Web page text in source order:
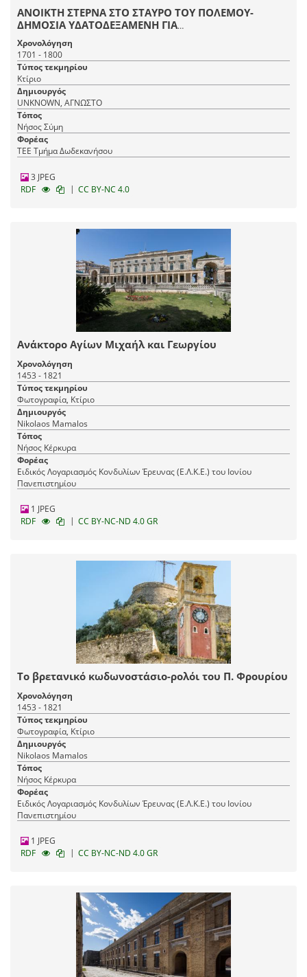
ΑΝΟΙΚΤΗ ΣΤΕΡΝΑ ΣΤΟ ΣΤΑΥΡΟ ΤΟΥ ΠΟΛΕΜΟΥ-
ΔΗΜΟΣΙΑ ΥΔΑΤΟΔΕΞΑΜΕΝΗ ΓΙΑ
ΓΕΩΡΓΟΚΤΗΝΟΤΡΟΦΙΚΗ ΧΡΗΣΗ
Χρονολόγηση
1701 - 1800
Τύπος τεκμηρίου
Κτίριο
Δημιουργός
UNKNOWN, ΑΓΝΩΣΤΟ
Τόπος
Νήσος Σύμη
Φορέας
ΤΕΕ Τμήμα Δωδεκανήσου
3 JPEG
RDF
| CC BY-NC 4.0
Ανάκτορο Αγίων Μιχαήλ και Γεωργίου
Χρονολόγηση
1453 - 1821
Τύπος τεκμηρίου
Φωτογραφία, Κτίριο
Δημιουργός
Nikolaos Mamalos
Τόπος
Νήσος Κέρκυρα
Φορέας
Ειδικός Λογαριασμός Κονδυλίων Έρευνας (Ε.Λ.Κ.Ε.) του Ιονίου
Πανεπιστημίου
1 JPEG
RDF
| CC BY-NC-ND 4.0 GR
Το βρετανικό κωδωνοστάσιο-ρολόι του Π. Φρουρίου
Χρονολόγηση
1453 - 1821
Τύπος τεκμηρίου
Φωτογραφία, Κτίριο
Δημιουργός
Nikolaos Mamalos
Τόπος
Νήσος Κέρκυρα
Φορέας
Ειδικός Λογαριασμός Κονδυλίων Έρευνας (Ε.Λ.Κ.Ε.) του Ιονίου
Πανεπιστημίου
1 JPEG
RDF
| CC BY-NC-ND 4.0 GR